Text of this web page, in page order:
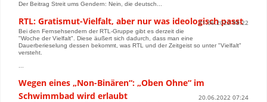
Der Beitrag Streit ums Gendern: Nein, die deutsch...
RTL: Gratismut-Vielfalt, aber nur was ideologisch passt
21.06.2022 08:22
Bei den Fernsehsendern der RTL-Gruppe gibt es derzeit die
"Woche der Vielfalt". Diese äußert sich dadurch, dass man eine
Dauerberieselung dessen bekommt, was RTL und der Zeitgeist so unter "Vielfalt"
versteht.
Wegen eines „Non-Binären“: „Oben Ohne“ im
Schwimmbad wird erlaubt
20.06.2022 07:24